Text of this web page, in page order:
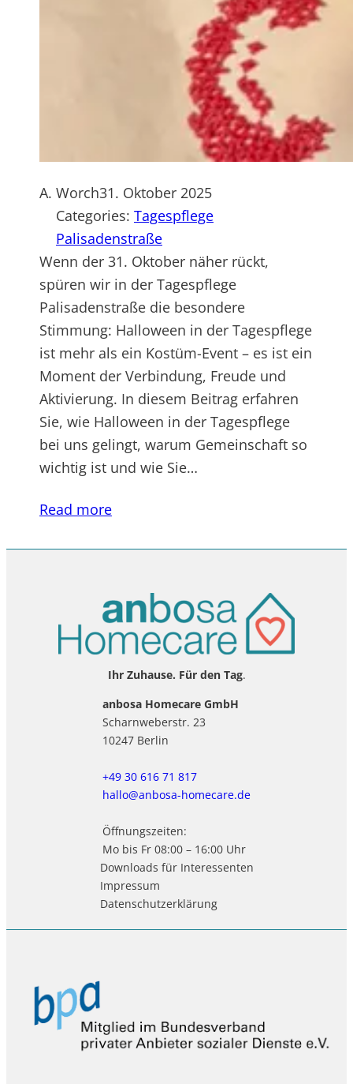
A. Worch31. Oktober 2025
Categories: Tagespflege
Palisadenstraße
Wenn der 31. Oktober näher rückt,
spüren wir in der Tagespflege
Palisadenstraße die besondere
Stimmung: Halloween in der Tagespflege
ist mehr als ein Kostüm-Event – es ist ein
Moment der Verbindung, Freude und
Aktivierung. In diesem Beitrag erfahren
Sie, wie Halloween in der Tagespflege
bei uns gelingt, warum Gemeinschaft so
wichtig ist und wie Sie…
Read more
Ihr Zuhause. Für den Tag.
anbosa Homecare GmbH
Scharnweberstr. 23
10247 Berlin
+49 30 616 71 817
hallo@anbosa-homecare.de
Öffnungszeiten:
Mo bis Fr 08:00 – 16:00 Uhr
Downloads für Interessenten
Impressum
Datenschutzerklärung